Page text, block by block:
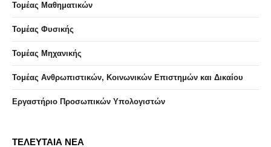
Τομέας Μαθηματικών
Τομέας Φυσικής
Τομέας Μηχανικής
Τομέας Ανθρωπιστικών, Κοινωνικών Επιστημών και Δικαίου
Eργαστήριo Προσωπικών Υπολογιστών
ΤΕΛΕΥΤΑΙΑ ΝΕΑ